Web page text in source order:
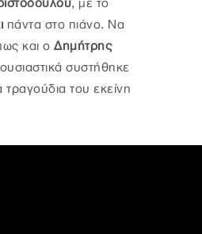
, με το
πάντα στο πιάνο. Να
και ο Δημήτρης
ουσιαστικά συστήθηκε
τραγούδια του εκείνη